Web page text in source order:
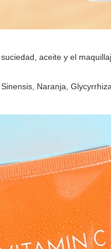
aceite y el
Naranja,